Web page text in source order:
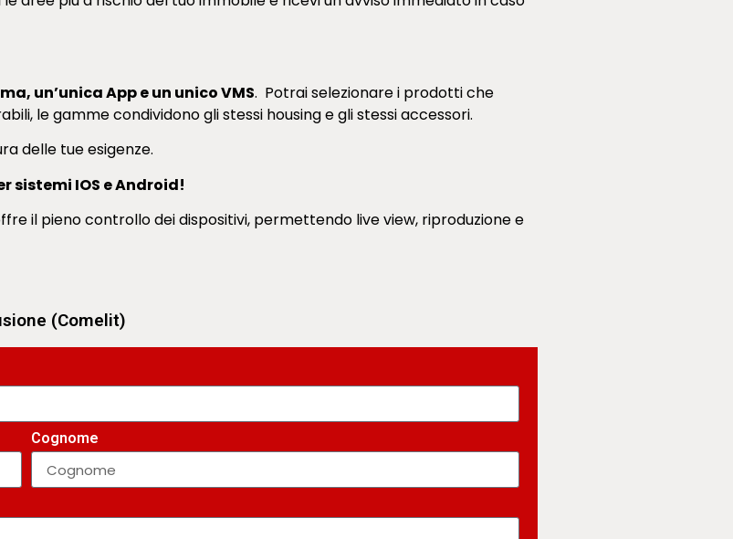
un’unica App e un unico VMS. Potrai selezionare i prodotti che
le gamme condividono gli stessi housing e gli stessi accessori.
delle tue esigenze.
sistemi IOS e Android!
il pieno controllo dei dispositivi, permettendo live view, riproduzione e
(Comelit)
Cognome